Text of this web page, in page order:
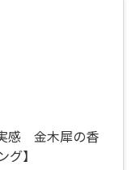
感 金木犀の香
】